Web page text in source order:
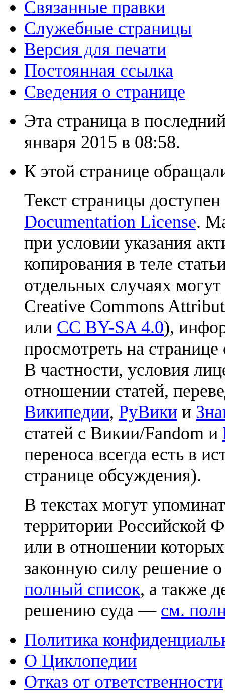
Связанные правки
Служебные страницы
Версия для печати
Постоянная ссылка
Сведения о странице
Эта страница в
января 2015 в 08:58.
К этой странице
Текст страницы
Documentation License.
при условии указания
копирования в теле
отдельных случаях
Creative Commons
или CC BY-SA 4.0),
просмотреть на
В частности, условия
отношении статей,
Википедии, РуВики и
статей с Викии/Fandom и
переноса всегда есть в
странице обсуждения).
В текстах могут
территории Российской
или в отношении
законную силу решение
полный список, а также
решению суда — см.
Политика
О Циклопедии
Отказ от ответственности